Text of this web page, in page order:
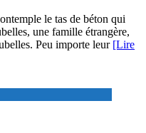
le tas de béton qui
une famille étrangère,
Peu importe leur [Lire